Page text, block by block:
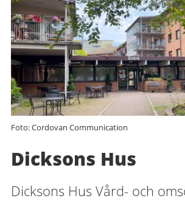
Foto: Cordovan Communication
Dicksons Hus
Dicksons Hus Vård- och